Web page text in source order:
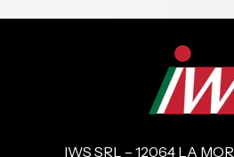
IWS SRL – 12064 LA